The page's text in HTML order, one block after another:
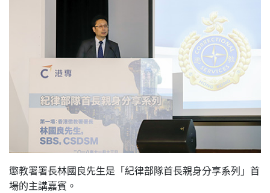
懲教署署長林國良先生是「紀律部隊首長親身分享系列」首
場的主講嘉賓。